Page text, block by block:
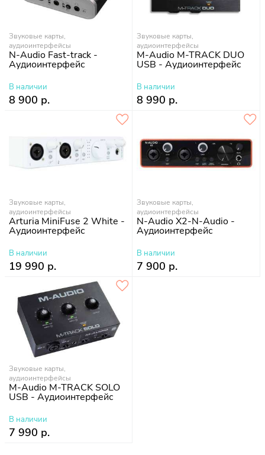
Звуковые карты,
аудиоинтерфейсы
N-Audio Fast-track -
Аудиоинтерфейс
В наличии
8 900 р.
Звуковые карты,
аудиоинтерфейсы
M-Audio M-TRACK DUO
USB - Аудиоинтерфейс
В наличии
8 990 р.
Звуковые карты,
аудиоинтерфейсы
Arturia MiniFuse 2 White -
Аудиоинтерфейс
В наличии
19 990 р.
Звуковые карты,
аудиоинтерфейсы
N-Audio X2-N-Audio -
Аудиоинтерфейс
В наличии
7 900 р.
Звуковые карты,
аудиоинтерфейсы
M-Audio M-TRACK SOLO
USB - Аудиоинтерфейс
В наличии
7 990 р.